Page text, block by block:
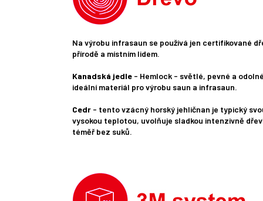
Na výrobu infrasaun se používá jen certifikované
přírodě a místním lidem.
Kanadská jedle - Hemlock - světlé, pevné a
ideální materiál pro výrobu saun a infrasaun.
Cedr - tento vzácný horský jehličnan je typický
vysokou teplotou, uvolňuje sladkou intenzivně
téměř bez suků.